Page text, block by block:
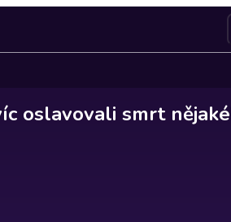
oslavovali smrt